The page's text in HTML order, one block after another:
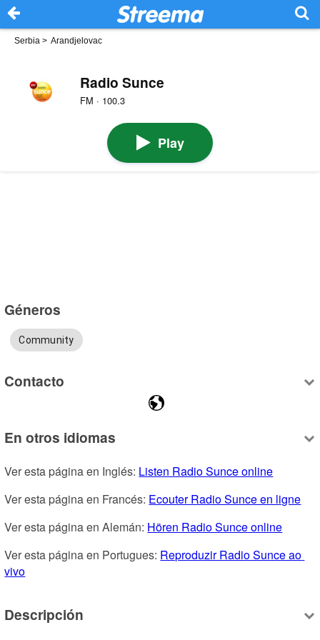
Serbia > Arandjelovac
Radio Sunce
FM · 100.3
Play
Géneros
Community
Contacto
En otros idiomas
Ver esta página en Inglés: Listen Radio Sunce online
Ver esta página en Francés: Ecouter Radio Sunce en ligne
Ver esta página en Alemán: Hören Radio Sunce online
Ver esta página en Portugues: Reproduzir Radio Sunce ao
vivo
Descripción